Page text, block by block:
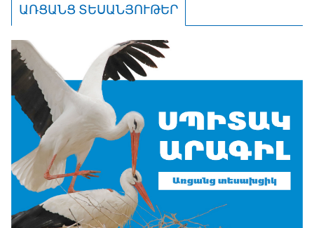
ԱՌՑԱՆՑ ՏԵՍԱՆՅՈՒԹԵՐ